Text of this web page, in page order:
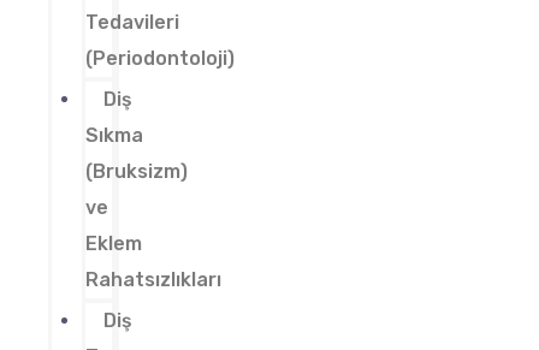
Tedavileri
(Periodontoloji)
Diş
Sıkma
(Bruksizm)
ve
Eklem
Rahatsızlıkları
Diş